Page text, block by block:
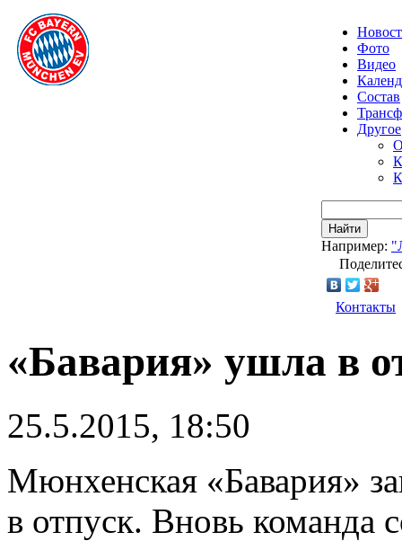
Фото
Видео
Состав
Другое
Найти
Например:
Контакты
«Бавария» ушла в
25.5.2015, 18:50
Мюнхенская «Бавария»
в отпуск. Вновь команда